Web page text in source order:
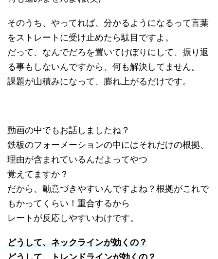
そのうち、やってれば、分かるようになるって言葉
をストレートに受け止めたら駄目ですよ。
だって、なんでだろを置いてけぼりにして、振り返
る事もしないんですから、何も解決してません。
課題が山積みになって、膨れ上がるだけです。
動画の中でもお話しましたね？
鉄板のフォーメーションの中にはそれだけの根拠、
理由が含まれているんだよってやつ
覚えてますか？
だから、動意づきやすいんですよね？根拠がこれで
もかってくらい！重合するから
レートが反応しやすいわけです。
どうして、ネックラインが効くの？
どうして、トレンドラインが効くの？